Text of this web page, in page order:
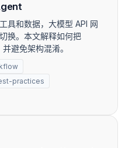
具和数据，大模型 API 网
换。本文解释如何把
避免架构混淆。
practices